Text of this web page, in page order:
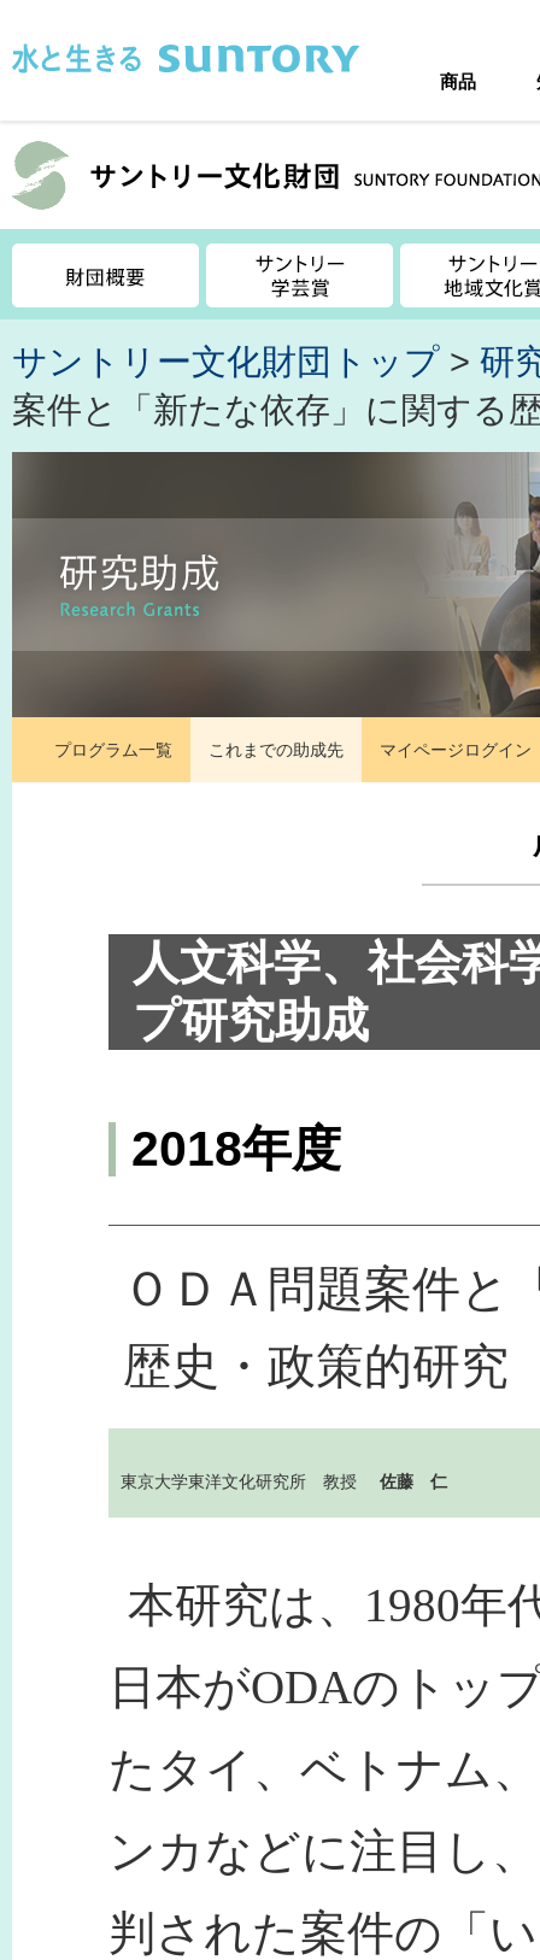
商品
サントリー文化財団トップ > 研
案件と「新たな依存」に関する
プログラム一覧 これまでの助成先 マイページログイン
人文科学、社会科
プ研究助成
2018年度
ＯＤＡ問題案件と
歴史・政策的研究
東京大学東洋文化研究所 教授 佐藤 仁
本研究は、1980年
日本がODAのトッ
たタイ、ベトナム
ンカなどに注目し
判された案件の「